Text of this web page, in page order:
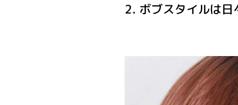
2. ボブスタイルは日